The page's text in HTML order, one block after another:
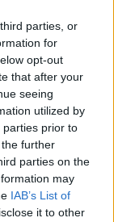
parties, or
for
opt-out
that after your
seeing
utilized by
parties prior to
further
parties on the
may
IAB’s List of
it to other
και RSV